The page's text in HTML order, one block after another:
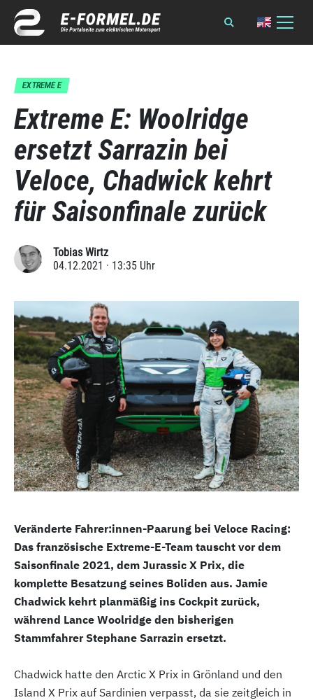
EXTREME E
Extreme E: Woolridge
ersetzt Sarrazin bei
Veloce, Chadwick kehrt
für Saisonfinale zurück
Tobias Wirtz
04.12.2021 · 13:35 Uhr
Veränderte Fahrer:innen-Paarung bei Veloce Racing:
Das französische Extreme-E-Team tauscht vor dem
Saisonfinale 2021, dem Jurassic X Prix, die
komplette Besatzung seines Boliden aus. Jamie
Chadwick kehrt planmäßig ins Cockpit zurück,
während Lance Woolridge den bisherigen
Stammfahrer Stephane Sarrazin ersetzt.
Chadwick hatte den Arctic X Prix in Grönland und den
Island X Prix auf Sardinien verpasst, da sie zeitgleich in